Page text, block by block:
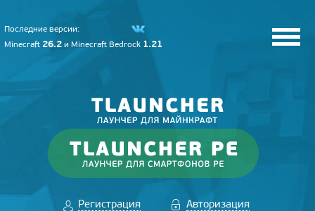
Последние версии:
Minecraft 26.2 и Minecraft Bedrock 1.21
Регистрация Авторизация